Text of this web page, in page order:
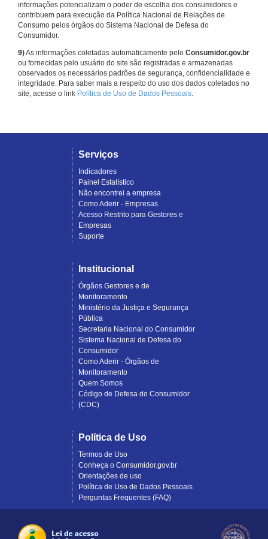
informações potencializam o poder de escolha dos consumidores e
contribuem para execução da Política Nacional de Relações de
Consumo pelos órgãos do Sistema Nacional de Defesa do
Consumidor.
9)As informações coletadas automaticamente pelo Consumidor.gov.br
ou fornecidas pelo usuário do site são registradas e armazenadas
observados os necessários padrões de segurança, confidencialidade e
integridade. Para saber mais a respeito do uso dos dados coletados no
site, acesse o link Política de Uso de Dados Pessoais.
Serviços
Indicadores
Painel Estatístico
Não encontrei a empresa
Como Aderir - Empresas
Acesso Restrito para Gestores e
Empresas
Suporte
Institucional
Órgãos Gestores e de
Monitoramento
Ministério da Justiça e Segurança
Pública
Secretaria Nacional do Consumidor
Sistema Nacional de Defesa do
Consumidor
Como Aderir - Órgãos de
Monitoramento
Quem Somos
Código de Defesa do Consumidor
(CDC)
Política de Uso
Termos de Uso
Conheça o Consumidor.gov.br
Orientações de uso
Política de Uso de Dados Pessoais
Perguntas Frequentes (FAQ)